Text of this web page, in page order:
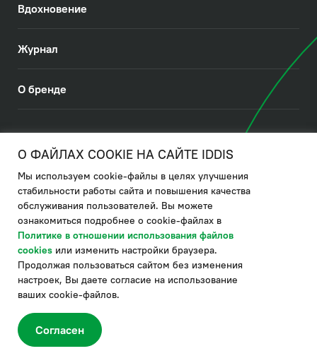
Вдохновение
Журнал
О бренде
Политика в отношении использования файлов cookies
Политика обработки ПДн
Политика в области управления цепочкой поставки
по системе "НСЛС"
Производитель оставляет за собой право в любой момент
вносить изменения в комплектацию, дизайн и характеристики
товара, не ухудшающие его качество.
О ФАЙЛАХ COOKIE НА САЙТЕ IDDIS
Мы используем cookie-файлы в целях улучшения
стабильности работы сайта и повышения качества
обслуживания пользователей. Вы можете
ознакомиться подробнее о cookie-файлах в
Политике в отношении использования файлов
cookies или изменить настройки браузера.
Продолжая пользоваться сайтом без изменения
настроек, Вы даете согласие на использование
ваших cookie-файлов.
Согласен